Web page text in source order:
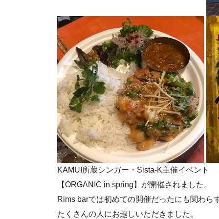
KAMUI所蔵シンガー・Sista-K主催イベント
【ORGANIC in spring】が開催されました。
Rims barでは初めての開催だったにも関わら
たくさんの人にお越しいただきました。